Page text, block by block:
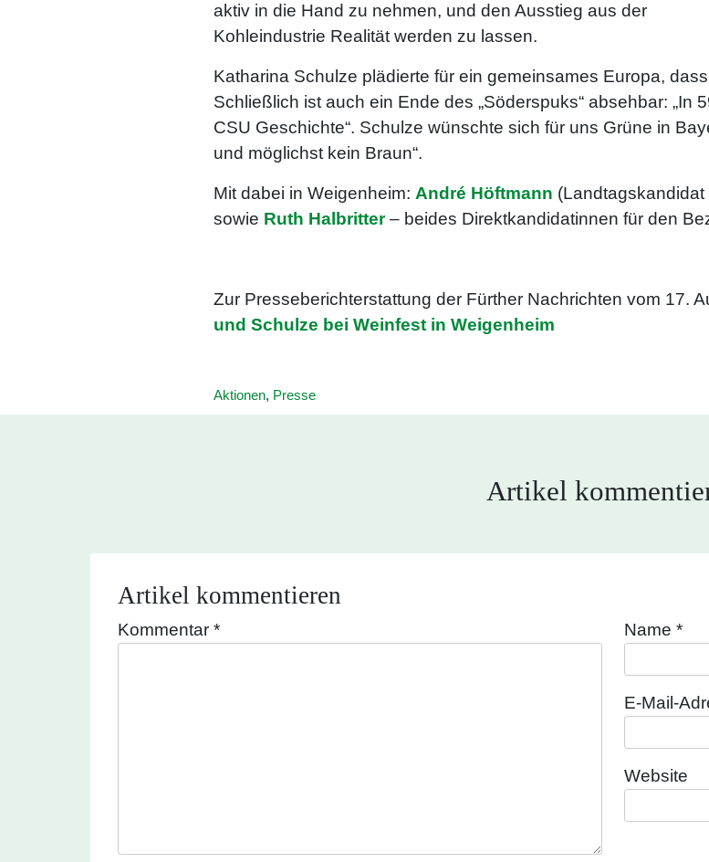
aktiv in die Hand zu nehmen, und den Ausstieg aus der
Kohleindustrie Realität werden zu lassen.
Katharina Schulze plädierte für ein gemeinsames Europa,
Schließlich ist auch ein Ende des „Söderspuks“ absehbar: „In
CSU Geschichte“. Schulze wünschte sich für uns Grüne in
und möglichst kein Braun“.
Mit dabei in Weigenheim: André Höftmann
sowie Ruth Halbritter– beides Direktkandidatinnen für den
Zur Presseberichterstattung der Fürther Nachrichten vom 17.
und Schulze bei Weinfest in Weigenheim
Aktionen, Presse
Artikel
Artikel kommentieren
Kommentar * Name *
E-Mail-
Website